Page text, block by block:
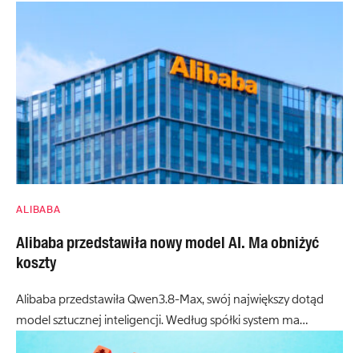
ALIBABA
Alibaba przedstawiła nowy model AI. Ma obniżyć
koszty
Alibaba przedstawiła Qwen3.8-Max, swój największy dotąd
model sztucznej inteligencji. Według spółki system ma…